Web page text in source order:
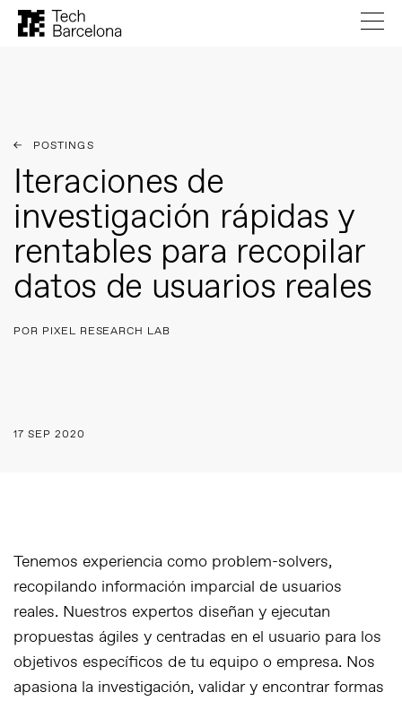
POSTINGS
Iteraciones de
investigación rápidas y
rentables para recopilar
datos de usuarios reales
POR PIXEL RESEARCH LAB
17 SEP 2020
Tenemos experiencia como problem-solvers,
recopilando información imparcial de usuarios
reales. Nuestros expertos diseñan y ejecutan
propuestas ágiles y centradas en el usuario para los
objetivos específicos de tu equipo o empresa. Nos
apasiona la investigación, validar y encontrar formas